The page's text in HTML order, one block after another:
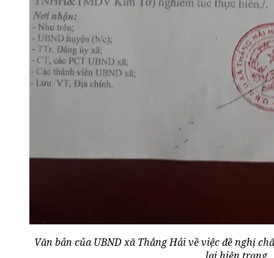
Văn bản của UBND xã Thắng Hải về việc đề nghị